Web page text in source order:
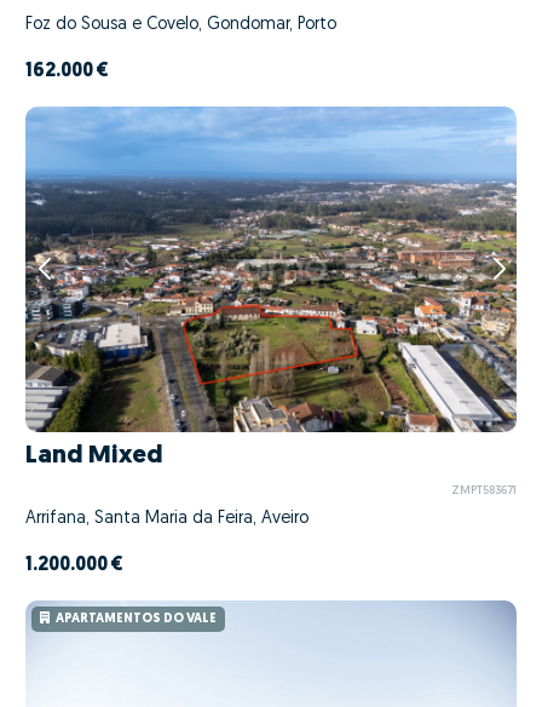
Foz do Sousa e Covelo, Gondomar, Porto
162.000 €
Land Mixed
ZMPT583671
Arrifana, Santa Maria da Feira, Aveiro
1.200.000 €
APARTAMENTOS DO VALE